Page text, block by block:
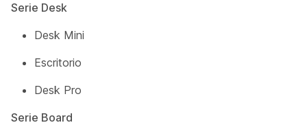
Serie Desk
Desk Mini
Escritorio
Desk Pro
Serie Board